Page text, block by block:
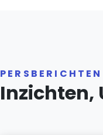
Inzichten,